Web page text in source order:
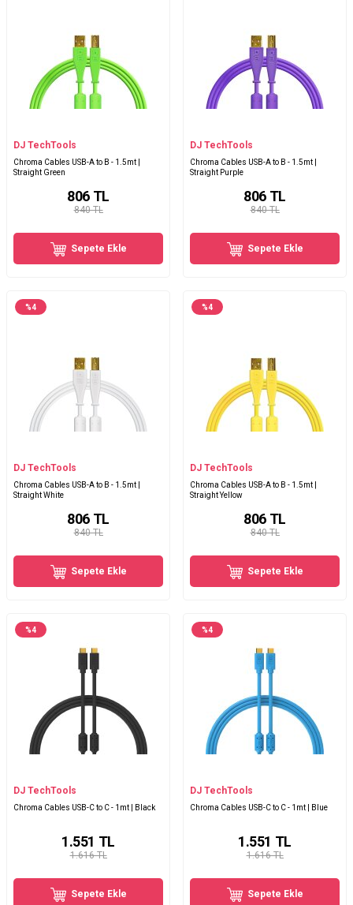
DJ TechTools
Chroma Cables USB-A to B - 1.5mt |
Straight Green
840 TL
806 TL
Sepete Ekle
DJ TechTools
Chroma Cables USB-A to B - 1.5mt |
Straight Purple
840 TL
806 TL
Sepete Ekle
%4
DJ TechTools
Chroma Cables USB-A to B - 1.5mt |
Straight White
840 TL
806 TL
Sepete Ekle
%4
DJ TechTools
Chroma Cables USB-A to B - 1.5mt |
Straight Yellow
840 TL
806 TL
Sepete Ekle
%4
DJ TechTools
Chroma Cables USB-C to C - 1mt | Black
1.616 TL
1.551 TL
Sepete Ekle
%4
DJ TechTools
Chroma Cables USB-C to C - 1mt | Blue
1.616 TL
1.551 TL
Sepete Ekle